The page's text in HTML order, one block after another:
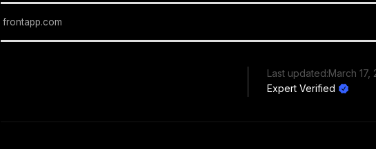
frontapp.com
Last updated:March 17,
Expert Verified